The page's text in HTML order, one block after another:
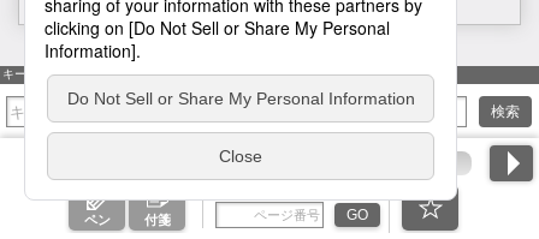
1
キーワード検索
検索
ペン 付箋 GO